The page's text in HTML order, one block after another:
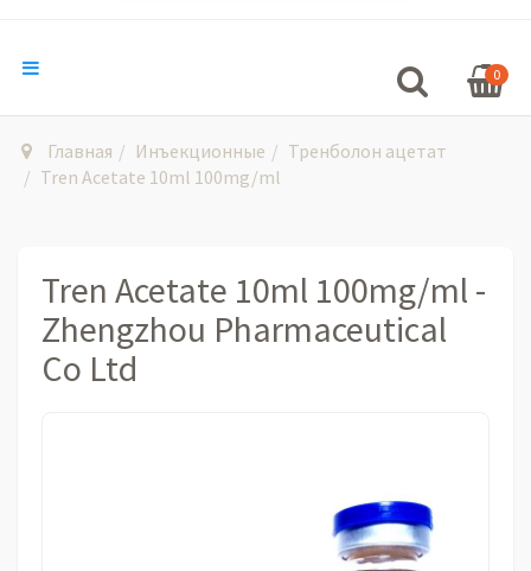
0
Главная Инъекционные
Тренболон ацетат
Tren Acetate 10ml 100mg/ml
Tren Acetate 10ml 100mg/ml -
Zhengzhou Pharmaceutical
Co Ltd